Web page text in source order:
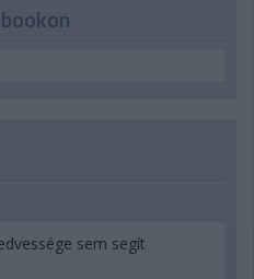
sem segít